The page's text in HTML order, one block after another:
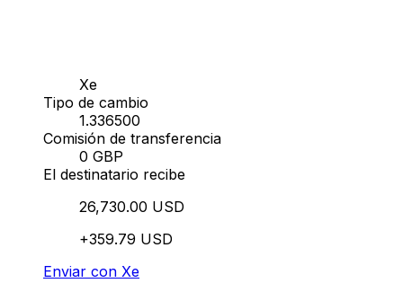
Xe
Tipo de cambio
1.336500
Comisión de transferencia
0 GBP
El destinatario recibe
26,730.00 USD
+359.79 USD
Enviar con Xe